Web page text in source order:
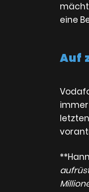
eine
Auf